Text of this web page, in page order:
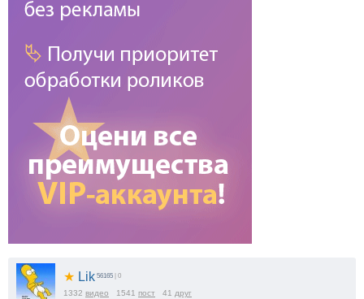
★ Lik 56165 | 0
1332 видео 1541 пост 41 друг